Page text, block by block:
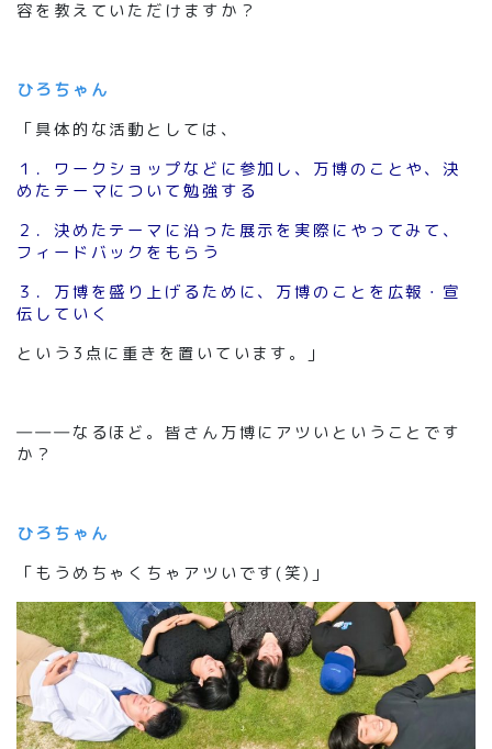
容を教えていただけますか？
ひろちゃん
「具体的な活動としては、
１．ワークショップなどに参加し、万博のことや、決
めたテーマについて勉強する
２．決めたテーマに沿った展示を実際にやってみて、
フィードバックをもらう
３．万博を盛り上げるために、万博のことを広報・宣
伝していく
という3点に重きを置いています。」
―――なるほど。皆さん万博にアツいということです
か？
ひろちゃん
「もうめちゃくちゃアツいです(笑)」